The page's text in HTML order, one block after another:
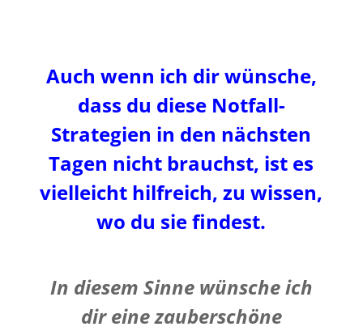
Auch wenn ich dir wünsche,
dass du diese Notfall-
Strategien in den nächsten
Tagen nicht brauchst, ist es
vielleicht hilfreich, zu wissen,
wo du sie findest.
In diesem Sinne wünsche ich
dir eine zauberschöne